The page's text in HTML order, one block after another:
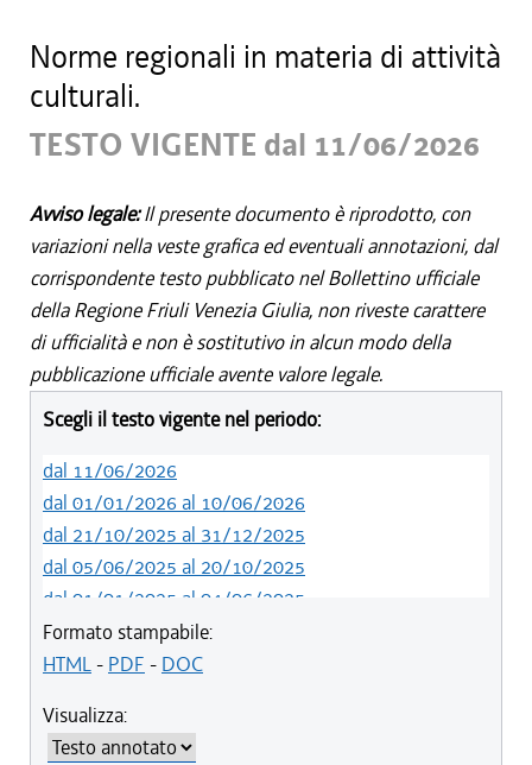
Norme regionali in materia di attività
culturali.
TESTO VIGENTE dal 11/06/2026
Avviso legale:Il presente documento è riprodotto, con
variazioni nella veste grafica ed eventuali annotazioni, dal
corrispondente testo pubblicato nel Bollettino ufficiale
della Regione Friuli Venezia Giulia, non riveste carattere
di ufficialità e non è sostitutivo in alcun modo della
pubblicazione ufficiale avente valore legale.
Scegli il testo vigente nel periodo:
dal 11/06/2026
dal 01/01/2026 al 10/06/2026
dal 21/10/2025 al 31/12/2025
dal 05/06/2025 al 20/10/2025
dal 01/01/2025 al 04/06/2025
dal 27/10/2024 al 31/12/2024
dal 10/08/2024 al 26/10/2024
dal 01/01/2024 al 13/05/2024
dal 31/10/2023 al 31/12/2023
Formato stampabile:
HTML- PDF - DOC
Visualizza: